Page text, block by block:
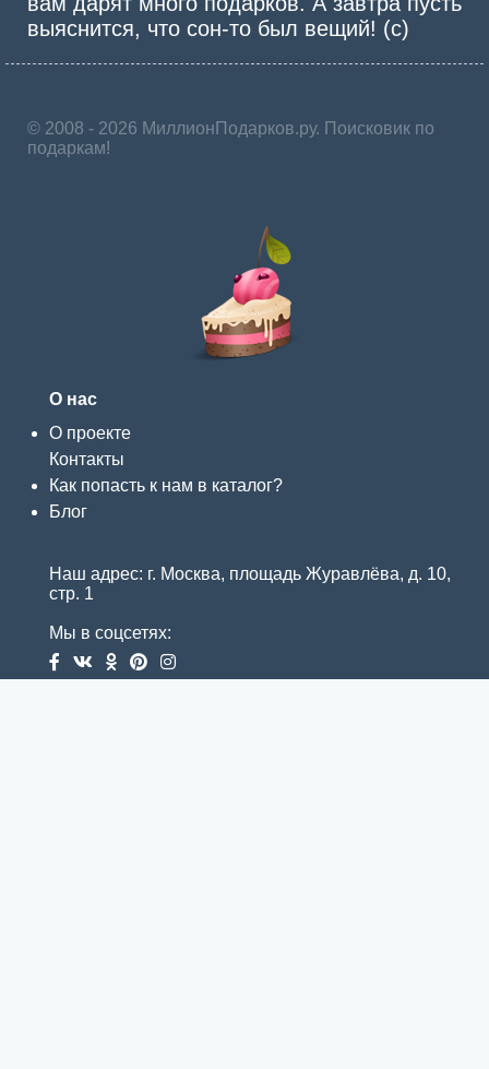
выяснится, что сон-то был вещий! (с)
© 2008 - 2026 МиллионПодарков.ру. Поисковик по
подаркам!
О нас
О проекте
Контакты
Как попасть к нам в каталог?
Блог
Наш адрес: г. Москва, площадь Журавлёва, д. 10,
стр. 1
Мы в соцсетях: